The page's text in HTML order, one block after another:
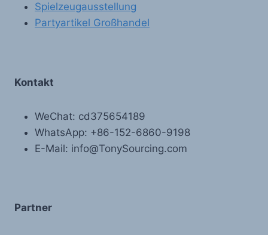
Spielzeugausstellung
Partyartikel Großhandel
Kontakt
WeChat: cd375654189
WhatsApp: +86-152-6860-9198
E-Mail: info@TonySourcing.com
Partner